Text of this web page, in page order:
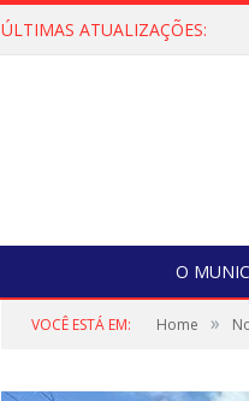
ÚLTIMAS ATUALIZAÇÕES:
O
VOCÊ ESTÁ EM: Home »